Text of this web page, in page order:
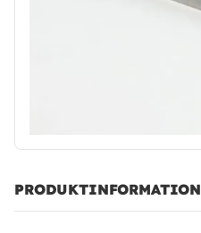
PRODUKTINFORMATION